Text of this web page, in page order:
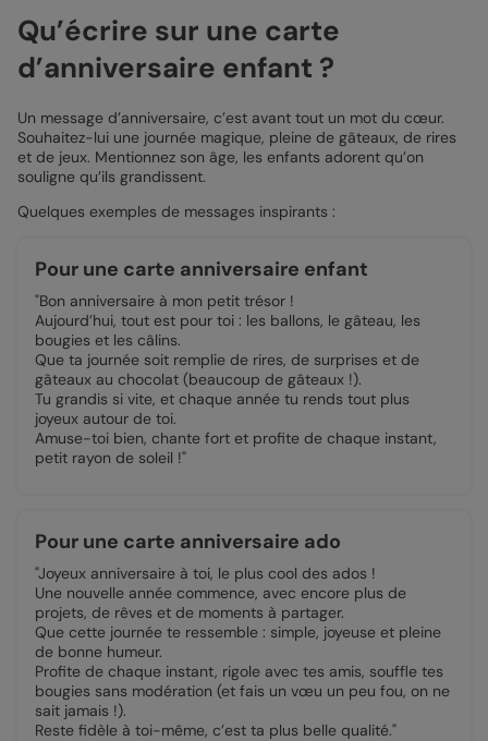
Qu’écrire sur une carte
d’anniversaire enfant ?
Un message d’anniversaire, c’est avant tout un mot du cœur.
Souhaitez-lui une journée magique, pleine de gâteaux, de rires
et de jeux. Mentionnez son âge, les enfants adorent qu’on
souligne qu’ils grandissent.
Quelques exemples de messages inspirants :
Pour une carte anniversaire enfant
"Bon anniversaire à mon petit trésor !
Aujourd’hui, tout est pour toi : les ballons, le gâteau, les
bougies et les câlins.
Que ta journée soit remplie de rires, de surprises et de
gâteaux au chocolat (beaucoup de gâteaux !).
Tu grandis si vite, et chaque année tu rends tout plus
joyeux autour de toi.
Amuse-toi bien, chante fort et profite de chaque instant,
petit rayon de soleil !"
Pour une carte anniversaire ado
"Joyeux anniversaire à toi, le plus cool des ados !
Une nouvelle année commence, avec encore plus de
projets, de rêves et de moments à partager.
Que cette journée te ressemble : simple, joyeuse et pleine
de bonne humeur.
Profite de chaque instant, rigole avec tes amis, souffle tes
bougies sans modération (et fais un vœu un peu fou, on ne
sait jamais !).
Reste fidèle à toi-même, c’est ta plus belle qualité."